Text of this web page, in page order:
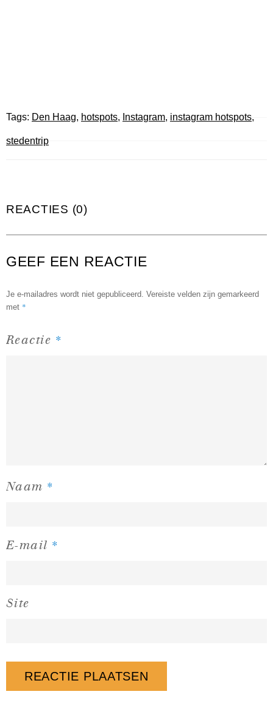
Tags: Den Haag, hotspots, Instagram, instagram hotspots,
stedentrip
REACTIES (0)
GEEF EEN REACTIE
Je e-mailadres wordt niet gepubliceerd. Vereiste velden zijn gemarkeerd
met *
Reactie *
Naam *
E-mail *
Site